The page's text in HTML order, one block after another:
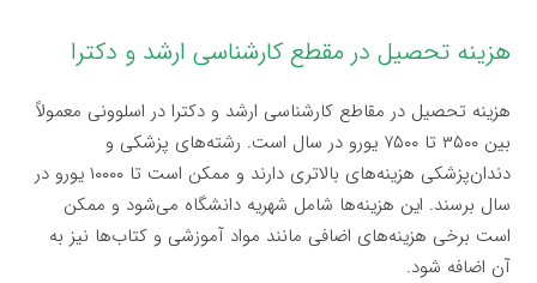
هزینه تحصیل در مقطع کارشناسی ارشد و دکترا
هزینه تحصیل در مقاطع کارشناسی ارشد و دکترا در اسلوونی معمولاً
بین ۳۵۰۰ تا ۷۵۰۰ یورو در سال است. رشته‌های پزشکی و
دندان‌پزشکی هزینه‌های بالاتری دارند و ممکن است تا ۱۰۰۰۰ یورو در
سال برسند. این هزینه‌ها شامل شهریه دانشگاه می‌شود و ممکن
است برخی هزینه‌های اضافی مانند مواد آموزشی و کتاب‌ها نیز به
آن اضافه شود.